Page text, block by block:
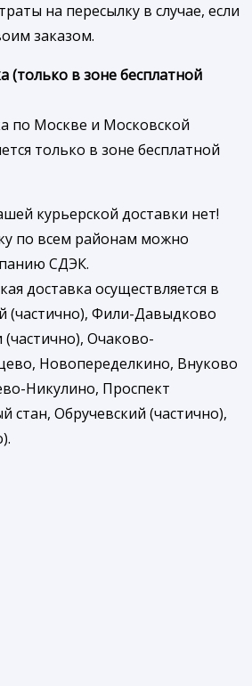
на пересылку в случае, если
заказом.
(только в зоне бесплатной
по Москве и Московской
только в зоне бесплатной
курьерской доставки нет!
по всем районам можно
СДЭК.
доставка осуществляется в
(частично), Фили-Давыдково
Очаково-
Новопеределкино, Внуково
Никулино, Проспект
стан, Обручевский (частично),